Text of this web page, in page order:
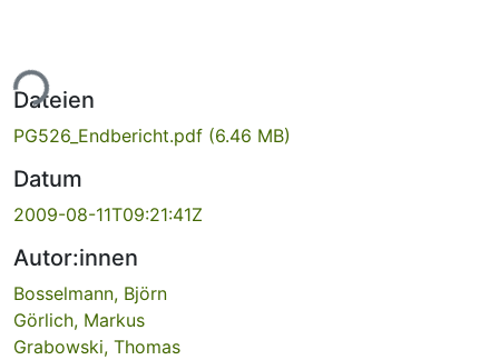
Dateien
PG526_Endbericht.pdf (6.46 MB)
Datum
2009-08-11T09:21:41Z
Autor:innen
Bosselmann, Björn
Görlich, Markus
Grabowski, Thomas